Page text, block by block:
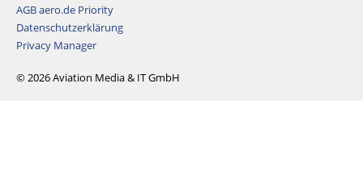
AGB aero.de Priority
Datenschutzerklärung
Privacy Manager
© 2026 Aviation Media & IT GmbH